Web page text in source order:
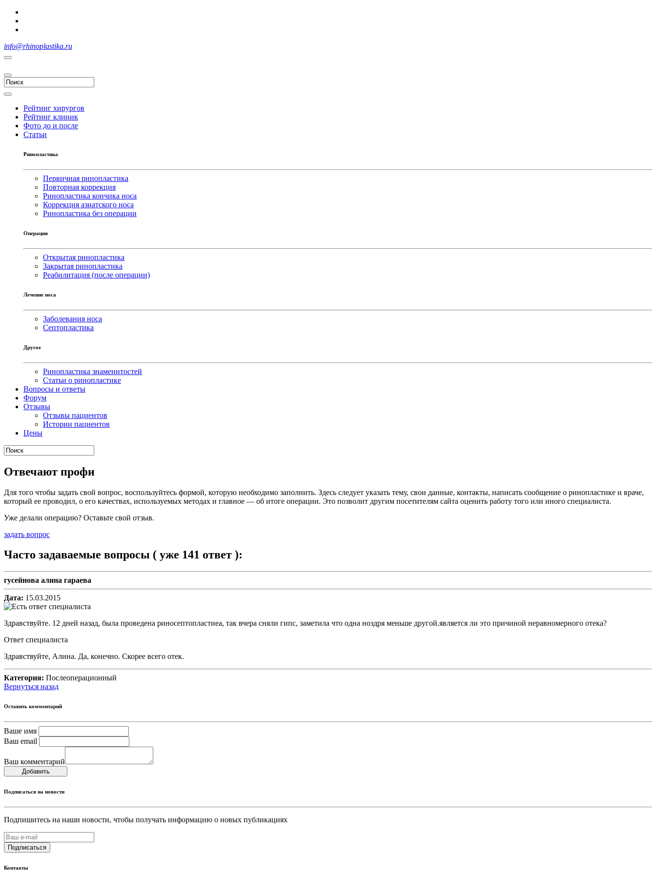
info@rhinoplastika.ru
Рейтинг хирургов
Рейтинг клиник
Фото до и после
Статьи
Ринопластика
Первичная ринопластика
Повторная коррекция
Ринопластика кончика носа
Коррекция азиатского носа
Ринопластика без операции
Операция
Открытая ринопластика
Закрытая ринопластика
Реабилитация (после операции)
Лечение носа
Заболевания носа
Септопластика
Другое
Ринопластика знаменитостей
Статьи о ринопластике
Вопросы и ответы
Форум
Отзывы
Отзывы пациентов
Истории пациентов
Цены
Отвечают профи
Для того чтобы задать свой вопрос, воспользуйтесь формой, которую необходимо заполнить. Здесь следует указать тему, свои данные, контакты, написать сообщение о ринопластике и враче,
который ее проводил, о его качествах, используемых методах и главное — об итоге операции. Это позволит другим посетителям сайта оценить работу того или иного специалиста.
Уже делали операцию? Оставьте свой отзыв.
задать вопрос
Часто задаваемые вопросы ( уже 141 ответ ):
гусейнова алина гараева
Дата: 15.03.2015
Здравствуйте. 12 дней назад, была проведена риносептопластиеа, так вчера сняли гипс, заметила что одна ноздря меньше другой.является ли это причиной неравномерного отека?
Ответ специалиста
Здравствуйте, Алина. Да, конечно. Скорее всего отек.
Категория: Послеоперационный
Вернуться назад
Оставить комментарий
Ваше имя
Ваш email
Ваш комментарий
Добавить
Подписаться на новости
Подпишитесь на наши новости, чтобы получать информацию о новых публикациях
Подписаться
Контакты